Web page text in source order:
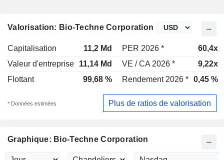
Valorisation: Bio-Techne Corporation
Capitalisation 11,2 Md PER 2026 *
60,4x
Valeur d'entreprise
11,14 Md VE / CA 2026 *
9,22x
Flottant
99,68 % Rendement 2026 * 0,45 %
* Données estimées Plus de ratios de valorisation
Graphique: Bio-Techne Corporation